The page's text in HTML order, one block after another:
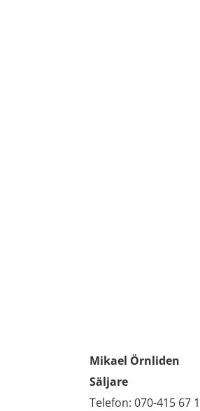
Mikael Örnliden
Säljare
Telefon: 070-415 67